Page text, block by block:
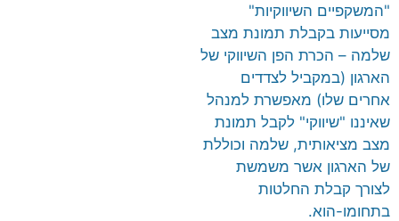
"המשקפיים השיווקיות"
מסייעות בקבלת תמונת מצב
שלמה – הכרת הפן השיווקי של
הארגון (במקביל לצדדים
אחרים שלו) מאפשרת למנהל
שאיננו "שיווקי" לקבל תמונת
מצב מציאותית, שלמה וכוללת
של הארגון אשר משמשת
לצורך קבלת החלטות
בתחומו-הוא.